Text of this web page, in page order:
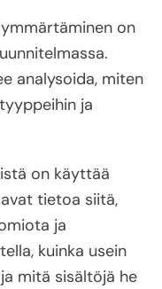
on
analysoida, miten
ja
on käyttää
tietoa siitä,
ja
kuinka usein
mitä sisältöjä he